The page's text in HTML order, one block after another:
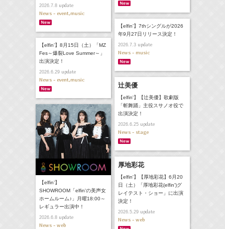
2026.7.8update
News - event,music
【elfin’】7thシングルが2026
年9月27日リリース決定！
2026.7.3update
News - music
【elfin’】8月15日（土）「MZ
Fes～爆裂Love Summer～」
出演決定！
2026.6.29update
News - event,music
辻美優
【elfin'】【辻美優】歌劇版
「斬舞踊」主役スサノオ役で
出演決定！
2026.6.25update
News - stage
【elfin’】
SHOWROOM「elfin'の美声女
ホームルーム♪」月曜18:00～
レギュラー出演中！
2026.6.8update
News - web
厚地彩花
【elfin'】【厚地彩花】6月20
日（土）「厚地彩花(elfin')グ
レイテスト・ショー」に出演
決定！
2026.5.29update
News - web